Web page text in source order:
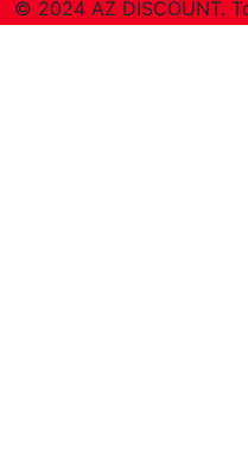
© 2024 AZ DISCOUNT.